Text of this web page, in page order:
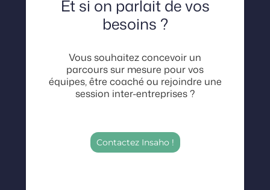
Et si on parlait de vos
besoins ?
Vous souhaitez concevoir un
parcours sur mesure pour vos
équipes, être coaché ou rejoindre une
session inter-entreprises ?
Contactez Insaho !